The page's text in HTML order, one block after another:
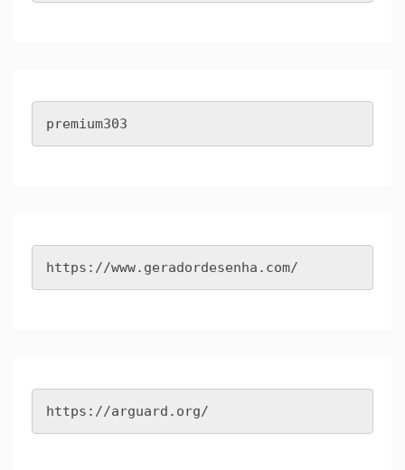
premium303
https://www.geradordesenha.com/
https://arguard.org/